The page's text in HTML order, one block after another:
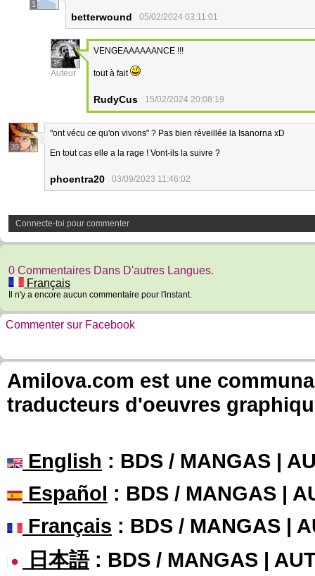
1
betterwound 05/02/2024 03:11:01
26
Auteur
VENGEAAAAAANCE !!!
tout à fait
RudyCus 15/02/2024 20:08:19
39
"ont vécu ce qu'on vivons" ? Pas bien réveillée la Isanorna xD
En tout cas elle a la rage ! Vont-ils la suivre ?
phoentra20 03/09/2023 11:46:02
Connecte-toi pour commenter
0 Commentaires Dans D'autres Langues.
Français
Il n'y a encore aucun commentaire pour l'instant.
Commenter sur Facebook
Amilova.com est une
traducteurs d'oeuvres
English : BDS / MANGAS |
Español : BDS / MANGAS |
Français : BDS / MANGAS |
日本語: BDS / MANGAS |